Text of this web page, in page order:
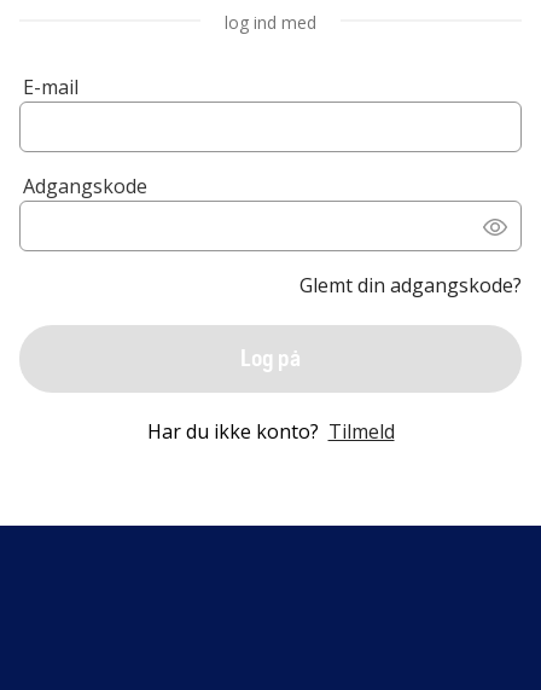
log ind med
E-mail
Adgangskode
Glemt din adgangskode?
Log på
Har du ikke konto? Tilmeld